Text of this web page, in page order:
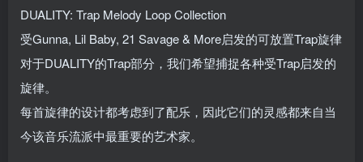
DUALITY: Trap Melody Loop Collection
受Gunna, Lil Baby, 21 Savage & More启发的可放置Trap旋律
对于DUALITY的Trap部分，我们希望捕捉各种受Trap启发的
旋律。
每首旋律的设计都考虑到了配乐，因此它们的灵感都来自当
今该音乐流派中最重要的艺术家。